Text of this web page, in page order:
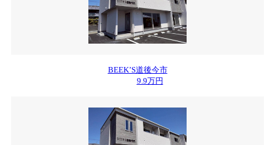
BEEK’S道後今市
9.9万円